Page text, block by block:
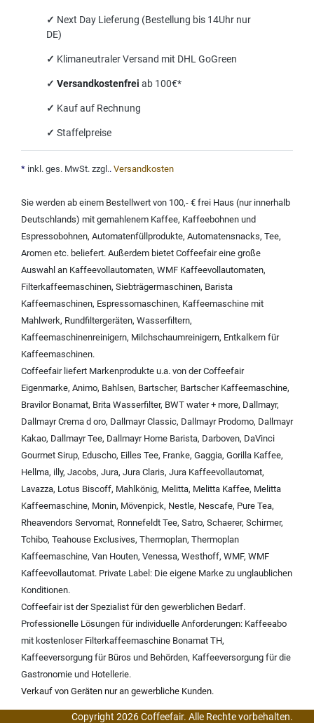
✓ Next Day Lieferung (Bestellung bis 14Uhr nur
DE)
✓ Klimaneutraler Versand mit DHL GoGreen
✓ Versandkostenfrei ab 100€*
✓ Kauf auf Rechnung
✓ Staffelpreise
* inkl. ges. MwSt. zzgl.. Versandkosten
Sie werden ab einem Bestellwert von 100,- € frei Haus (nur innerhalb
Deutschlands) mit gemahlenem Kaffee, Kaffeebohnen und
Espressobohnen, Automatenfüllprodukte, Automatensnacks, Tee,
Aromen etc. beliefert. Außerdem bietet Coffeefair eine große
Auswahl an Kaffeevollautomaten, WMF Kaffeevollautomaten,
Filterkaffeemaschinen, Siebträgermaschinen, Barista
Kaffeemaschinen, Espressomaschinen, Kaffeemaschine mit
Mahlwerk, Rundfiltergeräten, Wasserfiltern,
Kaffeemaschinenreinigern, Milchschaumreinigern, Entkalkern für
Kaffeemaschinen.
Coffeefair liefert Markenprodukte u.a. von derCoffeefair
Eigenmarke, Animo, Bahlsen, Bartscher, Bartscher Kaffeemaschine,
Bravilor Bonamat, Brita Wasserfilter, BWT water + more, Dallmayr,
Dallmayr Crema d oro, Dallmayr Classic, Dallmayr Prodomo, Dallmayr
Kakao, Dallmayr Tee, Dallmayr Home Barista, Darboven, DaVinci
Gourmet Sirup, Eduscho, Eilles Tee, Franke, Gaggia, Gorilla Kaffee,
Hellma, illy, Jacobs, Jura, Jura Claris, Jura Kaffeevollautomat,
Lavazza, Lotus Biscoff, Mahlkönig, Melitta, Melitta Kaffee, Melitta
Kaffeemaschine, Monin, Mövenpick, Nestle, Nescafe, Pure Tea,
Rheavendors Servomat, Ronnefeldt Tee, Satro, Schaerer, Schirmer,
Tchibo, Teahouse Exclusives, Thermoplan, Thermoplan
Kaffeemaschine, Van Houten, Venessa, Westhoff, WMF, WMF
Kaffeevollautomat. Private Label: Die eigene Marke zu unglaublichen
Konditionen.
Coffeefair ist der Spezialist für den gewerblichen Bedarf.
Professionelle Lösungen für individuelle Anforderungen: Kaffeeabo
mit kostenloser Filterkaffeemaschine Bonamat TH,
Kaffeeversorgung für Büros und Behörden, Kaffeeversorgung für die
Gastronomie und Hotellerie.
Verkauf von Geräten nur an gewerbliche Kunden.
Copyright 2026 Coffeefair. Alle Rechte vorbehalten.